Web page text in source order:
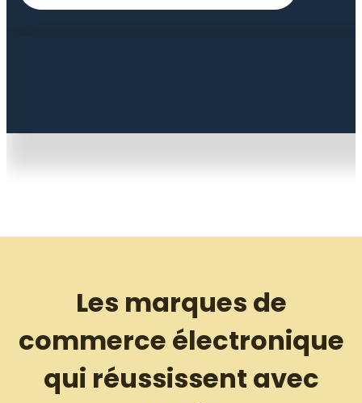
Les marques de
commerce électronique
qui réussissent avec